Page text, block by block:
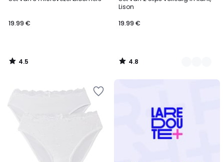
19.99 €
4.5
/
Lison
19.99 €
4.8
/